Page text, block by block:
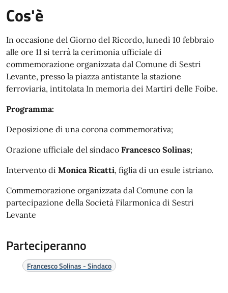
Cos'è
In occasione del Giorno del Ricordo, lunedì 10 febbraio
alle ore 11 si terrà la cerimonia ufficiale di
commemorazione organizzata dal Comune di Sestri
Levante, presso la piazza antistante la stazione
ferroviaria, intitolata In memoria dei Martiri delle Foibe.
Programma:
Deposizione di una corona commemorativa;
Orazione ufficiale del sindaco Francesco Solinas;
Intervento di Monica Ricatti, figlia di un esule istriano.
Commemorazione organizzata dal Comune con la
partecipazione della Società Filarmonica di Sestri
Levante
Parteciperanno
Francesco Solinas - Sindaco